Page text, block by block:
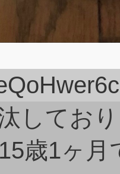
してお
歳1ヶ